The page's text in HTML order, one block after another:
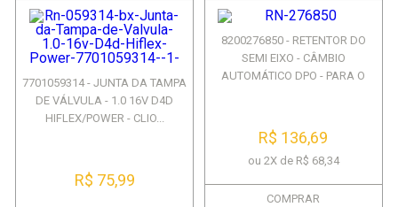
7701059314 - JUNTA DA TAMPA
DE VÁLVULA - 1.0 16V D4D
HIFLEX/POWER - CLIO...
R$ 75,99
8200276850 - RETENTOR DO
SEMI EIXO - CÂMBIO
AUTOMÁTICO DPO - PARA O
R$ 136,69
ou 2X de R$ 68,34
COMPRAR